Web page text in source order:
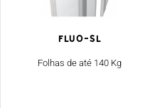
Fluo-SL
Folhas de até 140 Kg